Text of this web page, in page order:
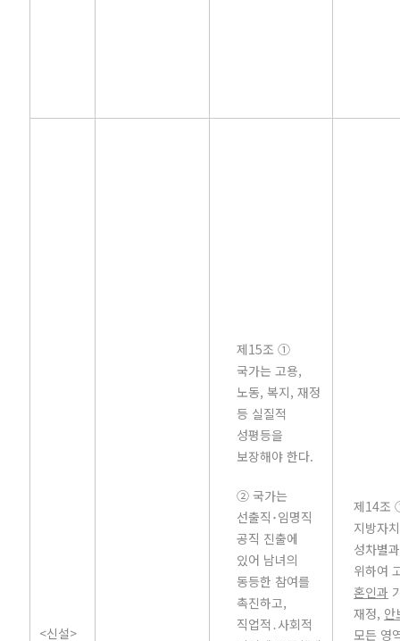
<신설>
제15조 ①
국가는 고용,
노동, 복지, 재정
등 실질적
성평등을
보장해야 한다.
② 국가는
선출직･임명직
공직 진출에
있어 남녀의
동등한 참여를
촉진하고,
직업적․사회적
제14조
지방자
성차별
위하여
혼인과
재정, 안
모든 영